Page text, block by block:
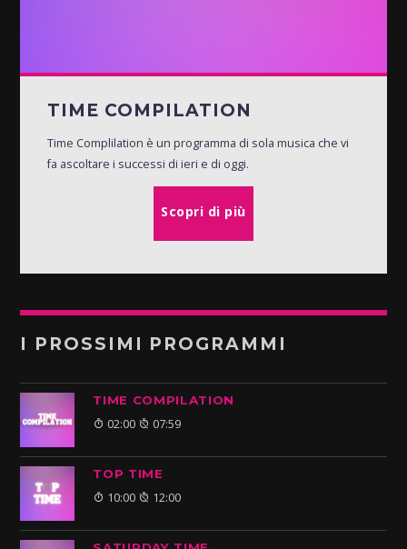
TIME COMPILATION
Time Complilation è un programma di sola musica che vi
fa ascoltare i successi di ieri e di oggi.
Scopri di più
I PROSSIMI PROGRAMMI
TIME COMPILATION
02:00 07:59
TOP TIME
10:00 12:00